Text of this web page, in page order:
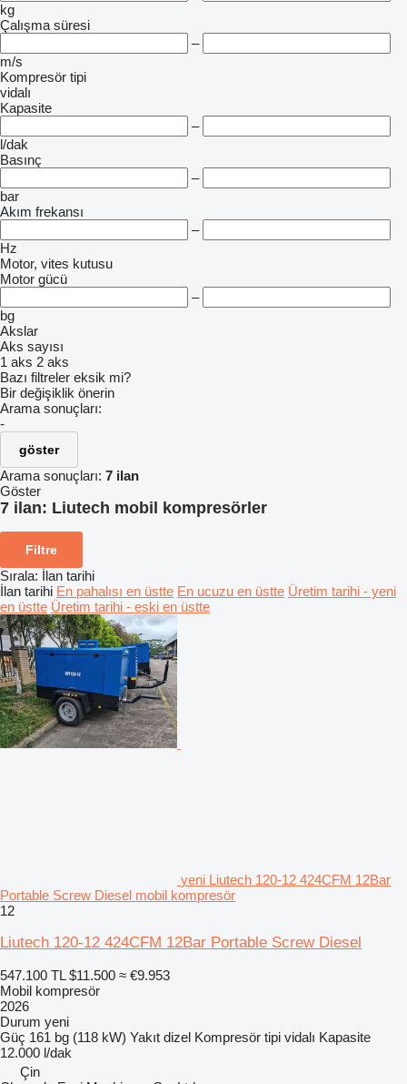
kg
Çalışma süresi
–
m/s
Kompresör tipi
vidalı
Kapasite
–
l/dak
Basınç
–
bar
Akım frekansı
–
Hz
Motor, vites kutusu
Motor gücü
–
bg
Akslar
Aks sayısı
1 aks 2 aks
Bazı filtreler eksik mi?
Bir değişiklik önerin
Arama sonuçları:
-
göster
Arama sonuçları: 7 ilan
Göster
7 ilan: Liutech mobil kompresörler
Filtre
Sırala: İlan tarihi
İlan tarihi En pahalısı en üstte En ucuzu en üstte Üretim tarihi - yeni
en üstte Üretim tarihi - eski en üstte
yeni Liutech 120-12 424CFM 12Bar
Portable Screw Diesel mobil kompresör
12
Liutech 120-12 424CFM 12Bar Portable Screw Diesel
547.100 TL $11.500 ≈ €9.953
Mobil kompresör
2026
Durum yeni
Güç 161 bg (118 kW) Yakıt dizel Kompresör tipi vidalı Kapasite
12.000 l/dak
Çin